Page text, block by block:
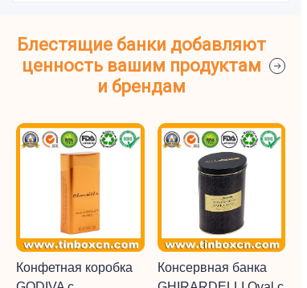
Блестящие банки добавляют
ценность вашим продуктам
и брендам
Конфетная коробка
Консервная банка